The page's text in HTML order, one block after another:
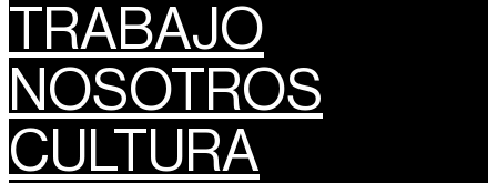
TRABAJO
NOSOTROS
CULTURA